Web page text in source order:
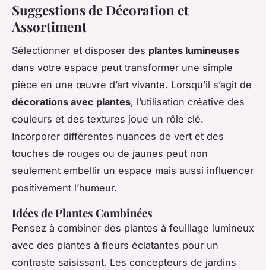
Suggestions de Décoration et
Assortiment
Sélectionner et disposer des plantes lumineuses
dans votre espace peut transformer une simple
pièce en une œuvre d’art vivante. Lorsqu’il s’agit de
décorations avec plantes, l’utilisation créative des
couleurs et des textures joue un rôle clé.
Incorporer différentes nuances de vert et des
touches de rouges ou de jaunes peut non
seulement embellir un espace mais aussi influencer
positivement l’humeur.
Idées de Plantes Combinées
Pensez à combiner des plantes à feuillage lumineux
avec des plantes à fleurs éclatantes pour un
contraste saisissant. Les concepteurs de jardins